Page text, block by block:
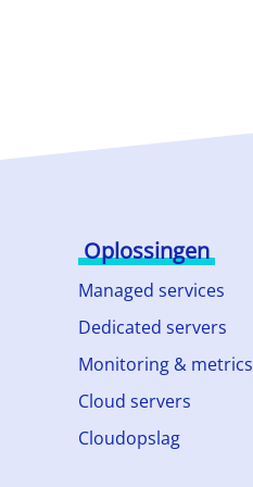
Oplossingen
Managed services
Dedicated servers
Monitoring & metrics
Cloud servers
Cloudopslag